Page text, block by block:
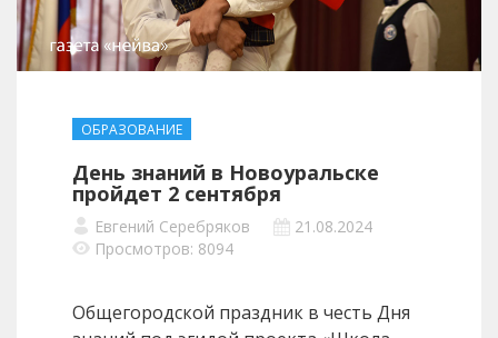
ОБРАЗОВАНИЕ
День знаний в Новоуральске
пройдет 2 сентября
Евгений Серебряков
21.08.2024
Просмотров: 8094
Общегородской праздник в честь Дня